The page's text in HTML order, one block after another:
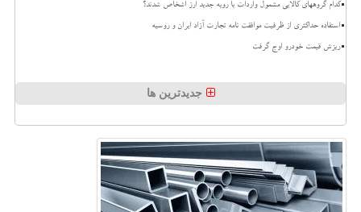
کدام گروههای کالایی مشمول واردات با رویه جدید ارز اشخاص شدند؟
استفاده حداکثری از ظرفیت موافقت نامه تجارت آزاد ایران و روسیه
ریزش قیمت خودرو اوج گرفت
جدیدترین ها